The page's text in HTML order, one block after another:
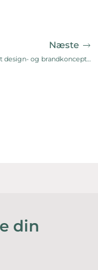
Næste
Kickstart dit design- og brandkoncept, så det skiller sig ud fra mængden
din